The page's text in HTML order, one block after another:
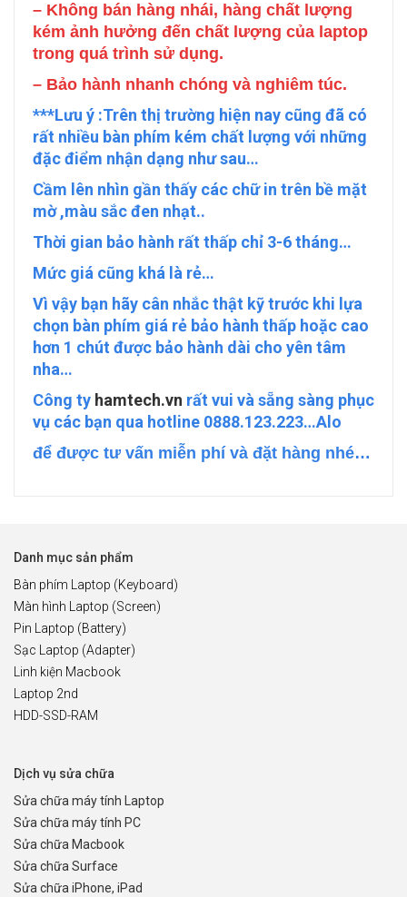
– Không bán hàng nhái, hàng chất lượng
kém ảnh hưởng đến chất lượng của laptop
trong quá trình sử dụng.
– Bảo hành nhanh chóng và nghiêm túc.
***Lưu ý :Trên thị trường hiện nay cũng đã có
rất nhiều bàn phím kém chất lượng với những
đặc điểm nhận dạng như sau…
Cầm lên nhìn gần thấy các chữ in trên bề mặt
mờ ,màu sắc đen nhạt..
Thời gian bảo hành rất thấp chỉ 3-6 tháng…
Mức giá cũng khá là rẻ…
Vì vậy bạn hãy cân nhắc thật kỹ trước khi lựa
chọn bàn phím giá rẻ bảo hành thấp hoặc cao
hơn 1 chút được bảo hành dài cho yên tâm
nha…
Công ty hamtech.vn rất vui và sẵng sàng phục
vụ các bạn qua hotline 0888.123.223…Alo
để được tư vấn miễn phí và đặt hàng nhé…
Danh mục sản phẩm
Bàn phím Laptop (Keyboard)
Màn hình Laptop (Screen)
Pin Laptop (Battery)
Sạc Laptop (Adapter)
Linh kiện Macbook
Laptop 2nd
HDD-SSD-RAM
Dịch vụ sửa chữa
Sửa chữa máy tính Laptop
Sửa chữa máy tính PC
Sửa chữa Macbook
Sửa chữa Surface
Sửa chữa iPhone, iPad